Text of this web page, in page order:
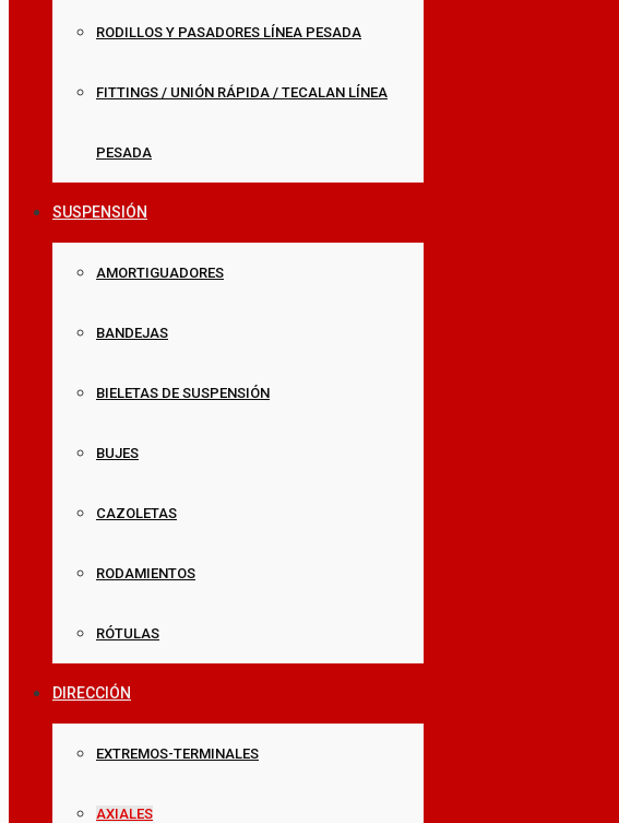
RODILLOS Y PASADORES LÍNEA PESADA
FITTINGS / UNIÓN RÁPIDA / TECALAN LÍNEA
PESADA
SUSPENSIÓN
AMORTIGUADORES
BANDEJAS
BIELETAS DE SUSPENSIÓN
BUJES
CAZOLETAS
RODAMIENTOS
RÓTULAS
DIRECCIÓN
EXTREMOS-TERMINALES
AXIALES